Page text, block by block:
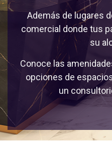
Además de lugares
comercial donde tus
su
Conoce las
opciones de
un